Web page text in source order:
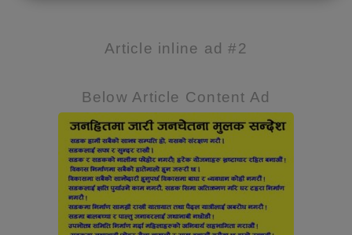
Article inline ad #2
Below Article Content Ad